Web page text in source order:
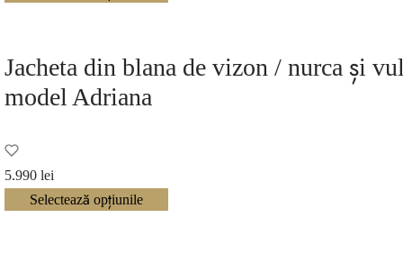
Jacheta din blana de vizon / nurca și
model Adriana
5.990 lei
Selectează opțiunile